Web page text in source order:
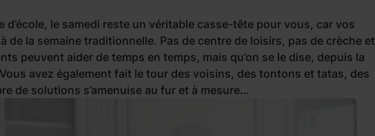
d’école, le samedi reste un véritable casse-tête pour vous, car vos
de la semaine traditionnelle. Pas de centre de loisirs, pas de crèche et
peuvent aider de temps en temps, mais qu’on se le dise, depuis la
avez également fait le tour des voisins, des tontons et tatas, des
de solutions s’amenuise au fur et à mesure…